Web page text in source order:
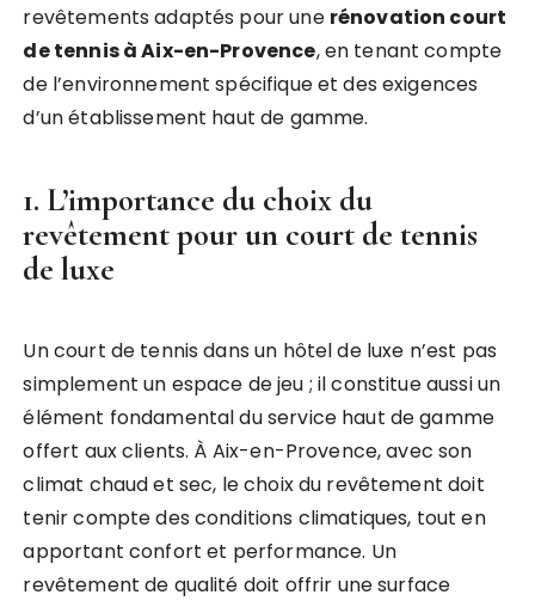
revêtements adaptés pour une rénovation court
de tennis à Aix-en-Provence, en tenant compte
de l’environnement spécifique et des exigences
d’un établissement haut de gamme.
1. L’importance du choix du
revêtement pour un court de tennis
de luxe
Un court de tennis dans un hôtel de luxe n’est pas
simplement un espace de jeu ; il constitue aussi un
élément fondamental du service haut de gamme
offert aux clients. À Aix-en-Provence, avec son
climat chaud et sec, le choix du revêtement doit
tenir compte des conditions climatiques, tout en
apportant confort et performance. Un
revêtement de qualité doit offrir une surface